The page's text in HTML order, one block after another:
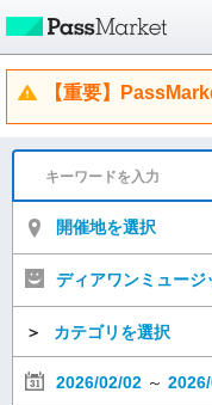
【重要】
開催地を選択
ディアワンミュージ
＞ カテゴリを選択
2026/02/02 ～